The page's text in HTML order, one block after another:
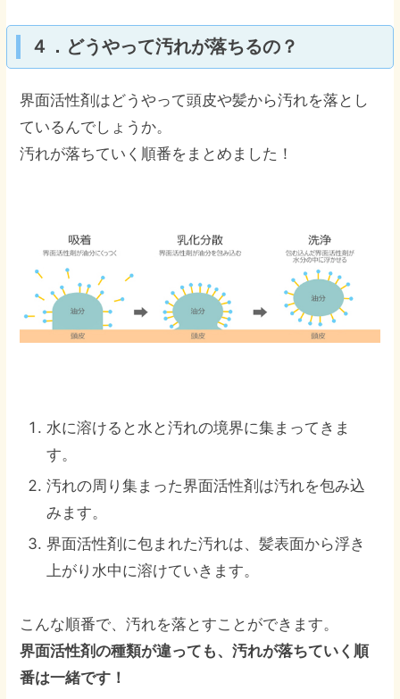
４．どうやって汚れが落ちるの？
界面活性剤はどうやって頭皮や髪から汚れを落とし
ているんでしょうか。
汚れが落ちていく順番をまとめました！
水に溶けると水と汚れの境界に集まってきま
す。
汚れの周り集まった界面活性剤は汚れを包み込
みます。
界面活性剤に包まれた汚れは、髪表面から浮き
上がり水中に溶けていきます。
こんな順番で、汚れを落とすことができます。
界面活性剤の種類が違っても、汚れが落ちていく順
番は一緒です！